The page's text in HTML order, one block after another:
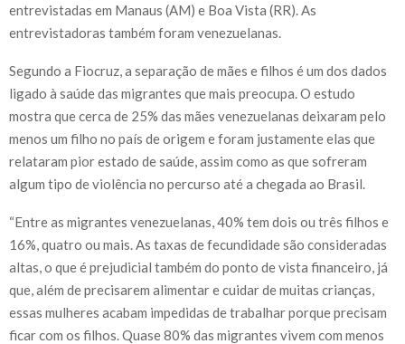
entrevistadas em Manaus (AM) e Boa Vista (RR). As
entrevistadoras também foram venezuelanas.
Segundo a Fiocruz, a separação de mães e filhos é um dos dados
ligado à saúde das migrantes que mais preocupa. O estudo
mostra que cerca de 25% das mães venezuelanas deixaram pelo
menos um filho no país de origem e foram justamente elas que
relataram pior estado de saúde, assim como as que sofreram
algum tipo de violência no percurso até a chegada ao Brasil.
“Entre as migrantes venezuelanas, 40% tem dois ou três filhos e
16%, quatro ou mais. As taxas de fecundidade são consideradas
altas, o que é prejudicial também do ponto de vista financeiro, já
que, além de precisarem alimentar e cuidar de muitas crianças,
essas mulheres acabam impedidas de trabalhar porque precisam
ficar com os filhos. Quase 80% das migrantes vivem com menos